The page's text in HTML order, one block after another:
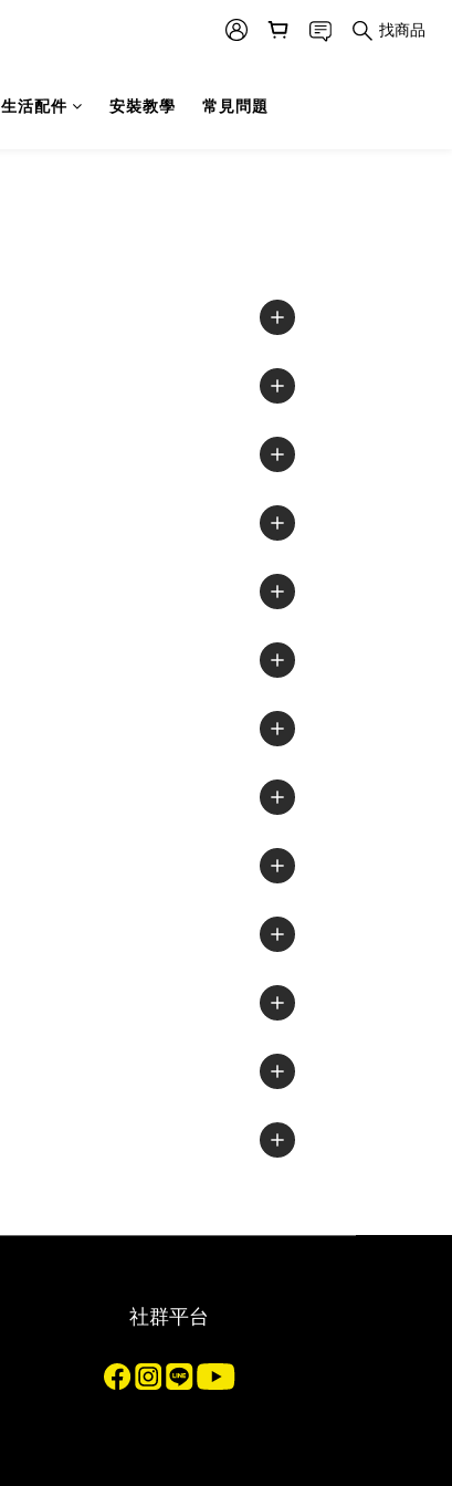
找商品
生活配件 安裝教學 常見問題
社群平台